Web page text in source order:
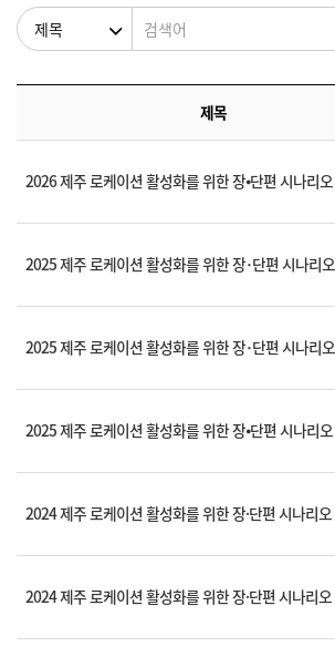
검색조건 검색어
제목
2026 제주 로케이션 활성화를 위한 장⦁단편 시나리
2025 제주 로케이션 활성화를 위한 장･단편 시나리
2025 제주 로케이션 활성화를 위한 장･단편 시나리
2025 제주 로케이션 활성화를 위한 장⦁단편 시나리
2024 제주 로케이션 활성화를 위한 장·단편 시나리
2024 제주 로케이션 활성화를 위한 장·단편 시나리